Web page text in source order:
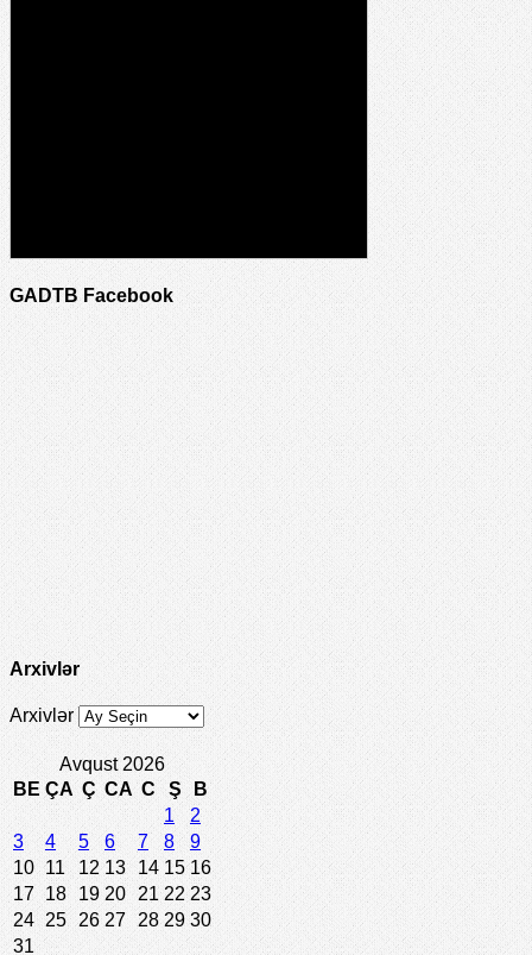
GADTB Facebook
Arxivlər
Arxivlər
Avqust 2026
BE ÇA Ç CA C Ş
B
1
2
3
4 5 6 7 8
9
10 11 12 13 14 15 16
17 18 19 20 21 22 23
24 25 26 27 28 29 30
31